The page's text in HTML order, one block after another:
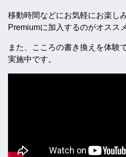
移動時間などにお気軽にお楽し
Premiumに加入するのがオスス
また、こころの書き換えを体験
実施中です。